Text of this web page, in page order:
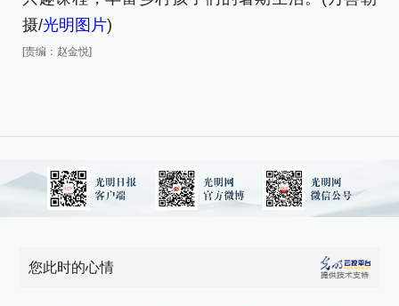
摄/光明图片)
[责编：赵金悦]
您此时的心情